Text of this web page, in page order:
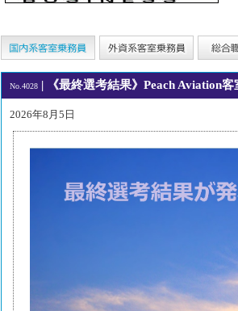
No.4028 | 《最終選考結果》Peach Aviation客
2026年8月5日